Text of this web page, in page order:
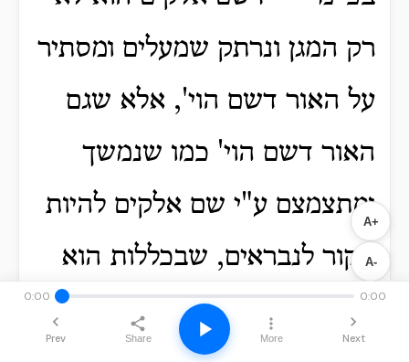
רק המגן ונרתק שמעלים ומסתיר
על האור דשם הוי', אלא שגם
האור דשם הוי' כמו שנמשך
ומתצמצם ע"י שם אלקים להיות
מקור לנבראים, שבכללות הוא
אור הממלא, נקרא אלקים. וע"פ
A+
A-
0:00 0:00
Prev Share More Next